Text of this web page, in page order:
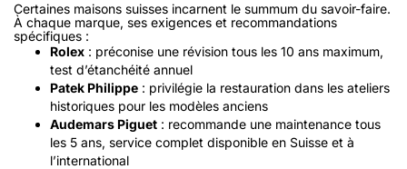
Certaines maisons suisses incarnent le summum du savoir-faire.
À chaque marque, ses exigences et recommandations
spécifiques :
Rolex : préconise une révision tous les 10 ans maximum,
test d’étanchéité annuel
Patek Philippe : privilégie la restauration dans les ateliers
historiques pour les modèles anciens
Audemars Piguet : recommande une maintenance tous
les 5 ans, service complet disponible en Suisse et à
l’international